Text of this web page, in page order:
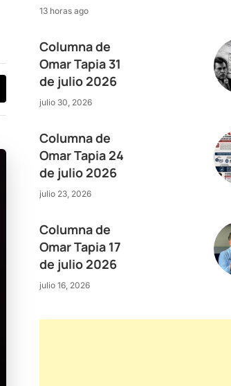
13 horas ago
Columna de
Omar Tapia 31
de julio 2026
julio 30, 2026
Columna de
Omar Tapia 24
de julio 2026
julio 23, 2026
Columna de
Omar Tapia 17
de julio 2026
julio 16, 2026